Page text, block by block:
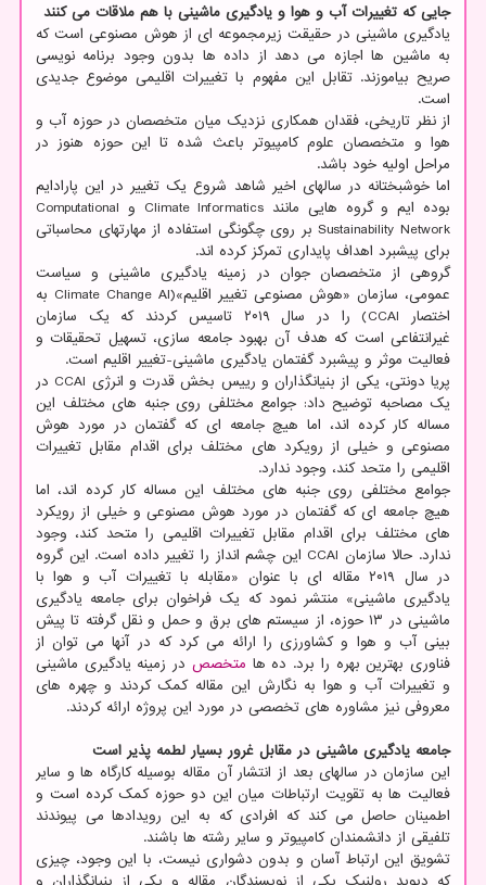
جایی که تغییرات آب و هوا و یادگیری ماشینی با هم ملاقات می کنند
یادگیری ماشینی در حقیقت زیرمجموعه ای از هوش مصنوعی است که
به ماشین ها اجازه می دهد از داده ها بدون وجود برنامه نویسی
صریح بیاموزند. تقابل این مفهوم با تغییرات اقلیمی موضوع جدیدی
است.
از نظر تاریخی، فقدان همکاری نزدیک میان متخصصان در حوزه آب و
هوا و متخصصان علوم کامپیوتر باعث شده تا این حوزه هنوز در
مراحل اولیه خود باشد.
اما خوشبختانه در سالهای اخیر شاهد شروع یک تغییر در این پارادایم
بوده ایم و گروه هایی مانند Climate Informatics و Computational
Sustainability Network بر روی چگونگی استفاده از مهارتهای محاسباتی
برای پیشبرد اهداف پایداری تمرکز کرده اند.
گروهی از متخصصان جوان در زمینه یادگیری ماشینی و سیاست
عمومی، سازمان «هوش مصنوعی تغییر اقلیم»(Climate Change AI به
اختصار CCAI) را در سال ۲۰۱۹ تاسیس کردند که یک سازمان
غیرانتفاعی است که هدف آن بهبود جامعه سازی، تسهیل تحقیقات و
فعالیت موثر و پیشبرد گفتمان یادگیری ماشینی-تغییر اقلیم است.
پریا دونتی، یکی از بنیانگذاران و رییس بخش قدرت و انرژی CCAI در
یک مصاحبه توضیح داد: جوامع مختلفی روی جنبه های مختلف این
مساله کار کرده اند، اما هیچ جامعه ای که گفتمان در مورد هوش
مصنوعی و خیلی از رویکرد های مختلف برای اقدام مقابل تغییرات
اقلیمی را متحد کند، وجود ندارد.
جوامع مختلفی روی جنبه های مختلف این مساله کار کرده اند، اما
هیچ جامعه ای که گفتمان در مورد هوش مصنوعی و خیلی از رویکرد
های مختلف برای اقدام مقابل تغییرات اقلیمی را متحد کند، وجود
ندارد. حالا سازمان CCAI این چشم انداز را تغییر داده است. این گروه
در سال ۲۰۱۹ مقاله ای با عنوان «مقابله با تغییرات آب و هوا با
یادگیری ماشینی» منتشر نمود که یک فراخوان برای جامعه یادگیری
ماشینی در ۱۳ حوزه، از سیستم های برق و حمل و نقل گرفته تا پیش
بینی آب و هوا و کشاورزی را ارائه می کرد که در آنها می توان از
فناوری بهترین بهره را برد. ده ها متخصص در زمینه یادگیری ماشینی
و تغییرات آب و هوا به نگارش این مقاله کمک کردند و چهره های
معروفی نیز مشاوره های تخصصی در مورد این پروژه ارائه کردند.
جامعه یادگیری ماشینی در مقابل غرور بسیار لطمه پذیر است
این سازمان در سالهای بعد از انتشار آن مقاله بوسیله کارگاه ها و سایر
فعالیت ها به تقویت ارتباطات میان این دو حوزه کمک کرده است و
اطمینان حاصل می کند که افرادی که به این رویدادها می پیوندند
تلفیقی از دانشمندان کامپیوتر و سایر رشته ها باشند.
تشویق این ارتباط آسان و بدون دشواری نیست، با این وجود، چیزی
که دیوید رولنیک یکی از نویسندگان مقاله و یکی از بنیانگذاران و